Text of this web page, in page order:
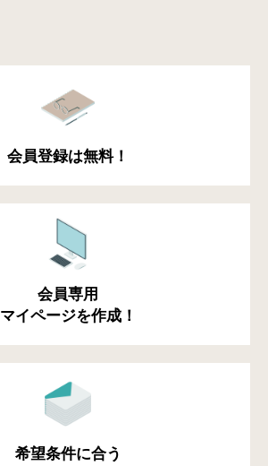
会員登録は無料！
会員専用
マイページを作成！
希望条件に合う